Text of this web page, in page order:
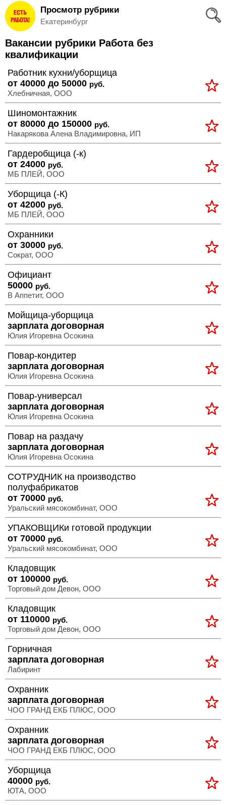
Вход
и
Регистрация
Избранное
Соискателям
Добавить
резюме
Работодателям
Добавить
вакансию
Полная
версия
Просмотр рубрики
Екатеринбург
Вакансии рубрики Работа без
квалификации
Работник кухни/уборщица
от 40000 до 50000 руб.
Хлебничная, ООО
Шиномонтажник
от 80000 до 150000 руб.
Накарякова Алена Владимировна, ИП
Гардеробщица (-к)
от 24000 руб.
МБ ПЛЕЙ, ООО
Уборщица (-К)
от 42000 руб.
МБ ПЛЕЙ, ООО
Охранники
от 30000 руб.
Сократ, ООО
Официант
50000 руб.
В Аппетит, ООО
Мойщица-уборщица
зарплата договорная
Юлия Игоревна Осокина
Повар-кондитер
зарплата договорная
Юлия Игоревна Осокина
Повар-универсал
зарплата договорная
Юлия Игоревна Осокина
Повар на раздачу
зарплата договорная
Юлия Игоревна Осокина
СОТРУДНИК на производство
полуфабрикатов
от 70000 руб.
Уральский мясокомбинат, ООО
УПАКОВЩИКи готовой продукции
от 70000 руб.
Уральский мясокомбинат, ООО
Кладовщик
от 100000 руб.
Торговый дом Девон, ООО
Кладовщик
от 110000 руб.
Торговый дом Девон, ООО
Горничная
зарплата договорная
Лабиринт
Охранник
зарплата договорная
ЧОО ГРАНД ЕКБ ПЛЮС, ООО
Охранник
зарплата договорная
ЧОО ГРАНД ЕКБ ПЛЮС, ООО
Уборщица
40000 руб.
ЮТА, ООО